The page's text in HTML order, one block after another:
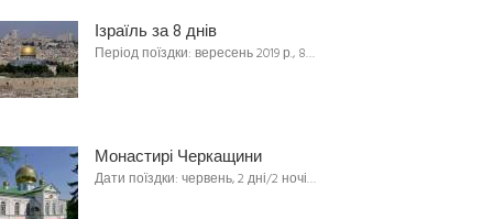
Ізраїль за 8 днів
Період поїздки: вересень 2019 р., 8…
Монастирі Черкащини
Дати поїздки: червень, 2 дні/2 ночі…